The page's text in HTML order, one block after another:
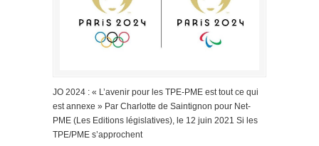
JO 2024 : « L’avenir pour les TPE-PME est tout ce qui
est annexe » Par Charlotte de Saintignon pour Net-
PME (Les Editions législatives), le 12 juin 2021 Si les
TPE/PME s’approchent